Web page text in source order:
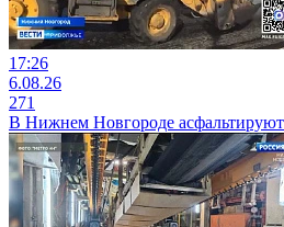
17:26
6.08.26
271
В Нижнем Новгороде